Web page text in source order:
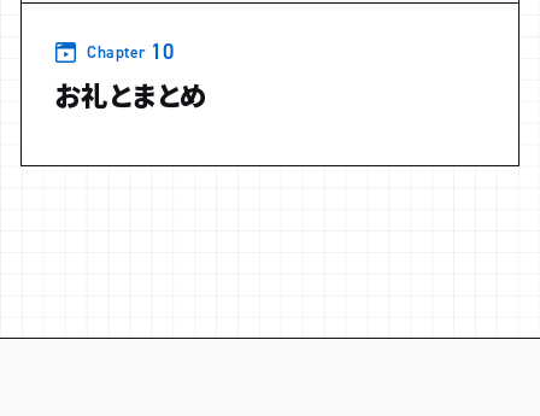
Chapter 10
お礼とまとめ